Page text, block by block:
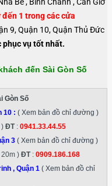
1 trong các cửa
9, Quận 10, Quận Thủ Đức
phục vụ tốt nhất.
đến Sài Gòn Số
Gòn Số
10: ( Xem bản đồ chỉ đường )
) ĐT: 0941.33.44.55
3 ( Xem bản đồ chỉ đường )
) ĐT: 0909.186.168
, Quận 1 ( Xem bản đồ chỉ